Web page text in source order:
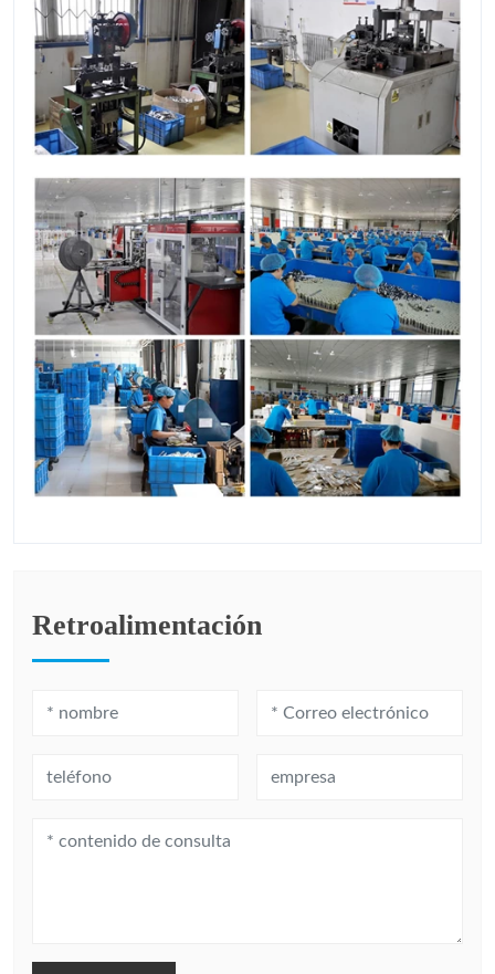
Retroalimentación